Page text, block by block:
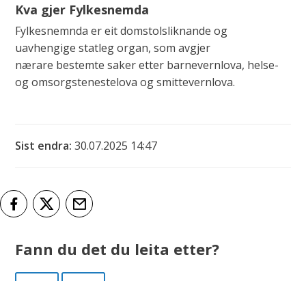
Kva gjer Fylkesnemda
Fylkesnemnda er eit domstolsliknande og
uavhengige statleg organ, som avgjer
nærare bestemte saker etter barnevernlova, helse-
og omsorgstenestelova og smittevernlova.
Sist endra 30.07.2025 14:47
Fann du det du leita etter?